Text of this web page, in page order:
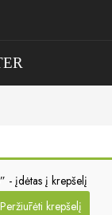
- įdėtas į krepšelį
Peržiūrėti krepšelį